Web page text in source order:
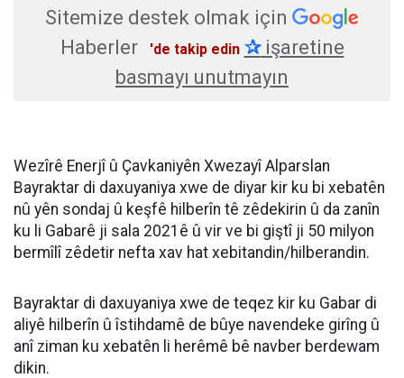
Sitemize destek olmak için
Haberler
'de takip edin ✰işaretine
basmayı unutmayın
Wezîrê Enerjî û Çavkaniyên Xwezayî Alparslan
Bayraktar di daxuyaniya xwe de diyar kir ku bi xebatên
nû yên sondaj û keşfê hilberîn tê zêdekirin û da zanîn
ku li Gabarê ji sala 2021ê û vir ve bi giştî ji 50 milyon
bermîlî zêdetir nefta xav hat xebitandin/hilberandin.
Bayraktar di daxuyaniya xwe de teqez kir ku Gabar di
aliyê hilberîn û îstihdamê de bûye navendeke girîng û
anî ziman ku xebatên li herêmê bê navber berdewam
dikin.